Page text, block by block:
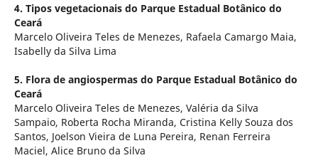
4. Tipos vegetacionais do Parque Estadual Botânico do
Ceará
Marcelo Oliveira Teles de Menezes, Rafaela Camargo Maia,
Isabelly da Silva Lima
5. Flora de angiospermas do Parque Estadual Botânico do
Ceará
Marcelo Oliveira Teles de Menezes, Valéria da Silva
Sampaio, Roberta Rocha Miranda, Cristina Kelly Souza dos
Santos, Joelson Vieira de Luna Pereira, Renan Ferreira
Maciel, Alice Bruno da Silva